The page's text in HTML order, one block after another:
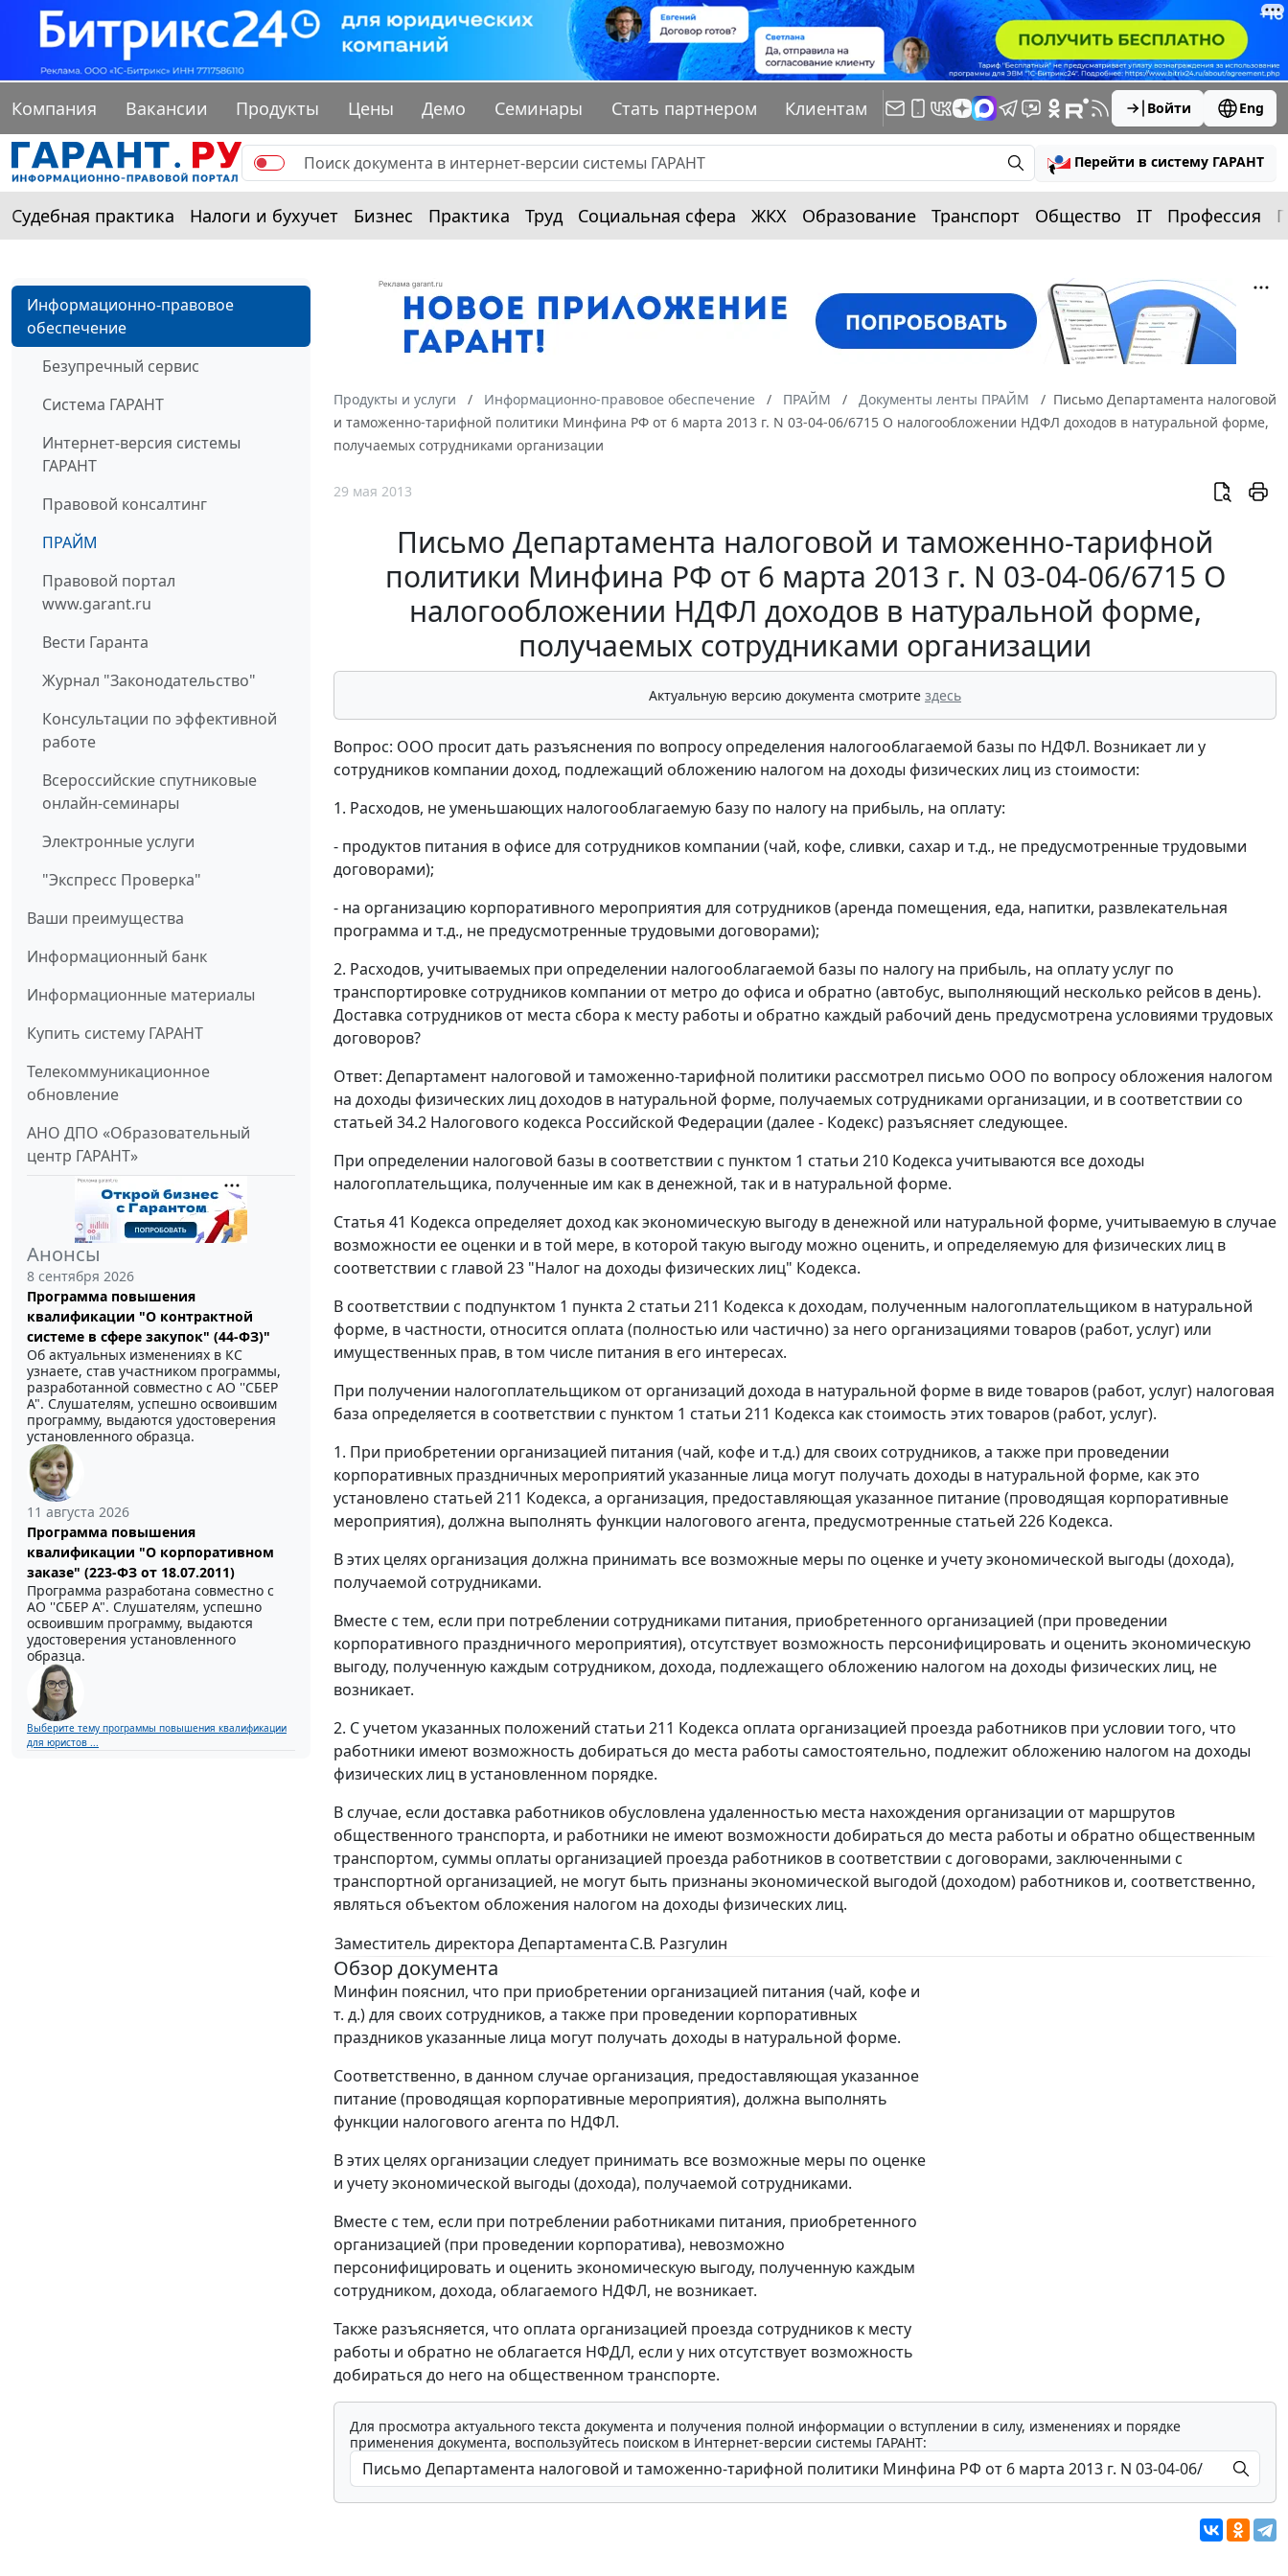
Компания Вакансии Продукты Цены Демо Семинары Стать партнером Клиентам Войти Eng
Перейти в систему ГАРАНТ
Судебная практика Налоги и бухучет Бизнес Практика Труд Социальная сфера ЖКХ Образование Транспорт Общество IT Профессия
Информационно-правовое
обеспечение
Безупречный сервис
Система ГАРАНТ
Интернет-версия системы
ГАРАНТ
Правовой консалтинг
ПРАЙМ
Правовой портал
www.garant.ru
Вести Гаранта
Журнал "Законодательство"
Консультации по эффективной
работе
Всероссийские спутниковые
онлайн-семинары
Электронные услуги
"Экспресс Проверка"
Ваши преимущества
Информационный банк
Информационные материалы
Купить систему ГАРАНТ
Телекоммуникационное
обновление
АНО ДПО «Образовательный
центр ГАРАНТ»
Анонсы
8 сентября 2026
Программа повышения
квалификации "О контрактной
системе в сфере закупок" (44-ФЗ)"
Об актуальных изменениях в КС
узнаете, став участником программы,
разработанной совместно с АО ''СБЕР
А". Слушателям, успешно освоившим
программу, выдаются удостоверения
установленного образца.
11 августа 2026
Программа повышения
квалификации "О корпоративном
заказе" (223-ФЗ от 18.07.2011)
Программа разработана совместно с
АО ''СБЕР А". Слушателям, успешно
освоившим программу, выдаются
удостоверения установленного
образца.
Выберите тему программы повышения квалификации
для юристов ...
Продукты и услуги Информационно-правовое обеспечение ПРАЙМ Документы ленты ПРАЙМ
Письмо Департамента налоговой
и таможенно-тарифной политики Минфина РФ от 6 марта 2013 г. N 03-04-06/6715 О налогообложении НДФЛ доходов в натуральной форме,
получаемых сотрудниками организации
29 мая 2013
Письмо Департамента налоговой и таможенно-тарифной
политики Минфина РФ от 6 марта 2013 г. N 03-04-06/6715 О
налогообложении НДФЛ доходов в натуральной форме,
получаемых сотрудниками организации
Актуальную версию документа смотрите здесь
Вопрос: ООО просит дать разъяснения по вопросу определения налогооблагаемой базы по НДФЛ. Возникает ли у
сотрудников компании доход, подлежащий обложению налогом на доходы физических лиц из стоимости:
1. Расходов, не уменьшающих налогооблагаемую базу по налогу на прибыль, на оплату:
- продуктов питания в офисе для сотрудников компании (чай, кофе, сливки, сахар и т.д., не предусмотренные трудовыми
договорами);
- на организацию корпоративного мероприятия для сотрудников (аренда помещения, еда, напитки, развлекательная
программа и т.д., не предусмотренные трудовыми договорами);
2. Расходов, учитываемых при определении налогооблагаемой базы по налогу на прибыль, на оплату услуг по
транспортировке сотрудников компании от метро до офиса и обратно (автобус, выполняющий несколько рейсов в день).
Доставка сотрудников от места сбора к месту работы и обратно каждый рабочий день предусмотрена условиями трудовых
договоров?
Ответ: Департамент налоговой и таможенно-тарифной политики рассмотрел письмо ООО по вопросу обложения налогом
на доходы физических лиц доходов в натуральной форме, получаемых сотрудниками организации, и в соответствии со
статьей 34.2 Налогового кодекса Российской Федерации (далее - Кодекс) разъясняет следующее.
При определении налоговой базы в соответствии с пунктом 1 статьи 210 Кодекса учитываются все доходы
налогоплательщика, полученные им как в денежной, так и в натуральной форме.
Статья 41 Кодекса определяет доход как экономическую выгоду в денежной или натуральной форме, учитываемую в случае
возможности ее оценки и в той мере, в которой такую выгоду можно оценить, и определяемую для физических лиц в
соответствии с главой 23 "Налог на доходы физических лиц" Кодекса.
В соответствии с подпунктом 1 пункта 2 статьи 211 Кодекса к доходам, полученным налогоплательщиком в натуральной
форме, в частности, относится оплата (полностью или частично) за него организациями товаров (работ, услуг) или
имущественных прав, в том числе питания в его интересах.
При получении налогоплательщиком от организаций дохода в натуральной форме в виде товаров (работ, услуг) налоговая
база определяется в соответствии с пунктом 1 статьи 211 Кодекса как стоимость этих товаров (работ, услуг).
1. При приобретении организацией питания (чай, кофе и т.д.) для своих сотрудников, а также при проведении
корпоративных праздничных мероприятий указанные лица могут получать доходы в натуральной форме, как это
установлено статьей 211 Кодекса, а организация, предоставляющая указанное питание (проводящая корпоративные
мероприятия), должна выполнять функции налогового агента, предусмотренные статьей 226 Кодекса.
В этих целях организация должна принимать все возможные меры по оценке и учету экономической выгоды (дохода),
получаемой сотрудниками.
Вместе с тем, если при потреблении сотрудниками питания, приобретенного организацией (при проведении
корпоративного праздничного мероприятия), отсутствует возможность персонифицировать и оценить экономическую
выгоду, полученную каждым сотрудником, дохода, подлежащего обложению налогом на доходы физических лиц, не
возникает.
2. С учетом указанных положений статьи 211 Кодекса оплата организацией проезда работников при условии того, что
работники имеют возможность добираться до места работы самостоятельно, подлежит обложению налогом на доходы
физических лиц в установленном порядке.
В случае, если доставка работников обусловлена удаленностью места нахождения организации от маршрутов
общественного транспорта, и работники не имеют возможности добираться до места работы и обратно общественным
транспортом, суммы оплаты организацией проезда работников в соответствии с договорами, заключенными с
транспортной организацией, не могут быть признаны экономической выгодой (доходом) работников и, соответственно,
являться объектом обложения налогом на доходы физических лиц.
Заместитель директора ДепартаментаС.В. Разгулин
Обзор документа
Минфин пояснил, что при приобретении организацией питания (чай, кофе и
т. д.) для своих сотрудников, а также при проведении корпоративных
праздников указанные лица могут получать доходы в натуральной форме.
Соответственно, в данном случае организация, предоставляющая указанное
питание (проводящая корпоративные мероприятия), должна выполнять
функции налогового агента по НДФЛ.
В этих целях организации следует принимать все возможные меры по оценке
и учету экономической выгоды (дохода), получаемой сотрудниками.
Вместе с тем, если при потреблении работниками питания, приобретенного
организацией (при проведении корпоратива), невозможно
персонифицировать и оценить экономическую выгоду, полученную каждым
сотрудником, дохода, облагаемого НДФЛ, не возникает.
Также разъясняется, что оплата организацией проезда сотрудников к месту
работы и обратно не облагается НФДЛ, если у них отсутствует возможность
добираться до него на общественном транспорте.
Для просмотра актуального текста документа и получения полной информации о вступлении в силу, изменениях и порядке
применения документа, воспользуйтесь поиском в Интернет-версии системы ГАРАНТ: